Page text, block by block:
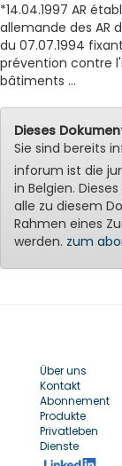
*14.04.1997 AR
allemande des AR
du 07.07.1994
prévention contre
bâtiments ...
Dieses
Sie sind bereits
inforum ist die
in Belgien.
alle zu diesem
Rahmen eines
werden. zum
Über uns
Kontakt
Abonnement
Produkte
Privatleben
Dienste